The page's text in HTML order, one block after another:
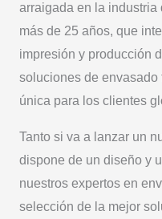
arraigada en la industria
más de 25 años, que
impresión y producción
soluciones de
única para los clientes
Tanto si va a lanzar un
dispone de un diseño y
nuestros expertos en
selección de la mejor